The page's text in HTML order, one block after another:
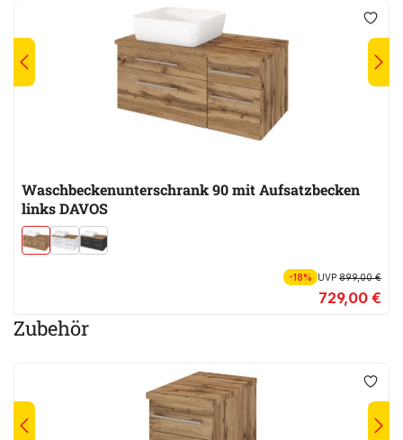
Waschbeckenunterschrank 90 mit Aufsatzbecken
links DAVOS
-18% UVP899,00 €
729,00 €
Zubehör